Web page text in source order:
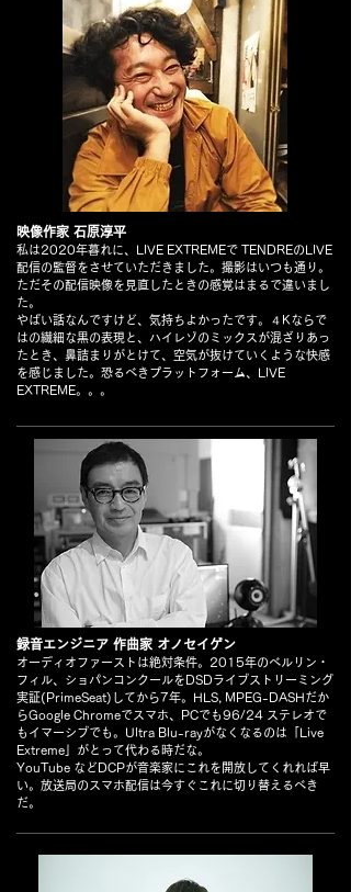
映像作家 石原淳平
私は2020年暮れに、LIVE EXTREMEで TENDREのLIVE
配信の監督をさせていただきました。撮影はいつも通り。
ただその配信映像を見直したときの感覚はまるで違いまし
た。
やばい話なんですけど、気持ちよかったです。４Kならで
はの繊細な黒の表現と、ハイレゾのミックスが混ざりあっ
たとき、鼻詰まりがとけて、空気が抜けていくような快感
を感じました。恐るべきプラットフォーム、LIVE
EXTREME。。。
録音エンジニア 作曲家 オノセイゲン
オーディオファーストは絶対条件。2015年のベルリン・
フィル、ショパンコンクールをDSDライブストリーミング
実証(PrimeSeat)してから7年。HLS, MPEG-DASHだか
らGoogle Chromeでスマホ、PCでも96/24 ステレオで
もイマーシブでも。Ultra Blu-rayがなくなるのは「Live
Extreme」がとって代わる時だな。
YouTube などDCPが音楽家にこれを開放してくれれば早
い。放送局のスマホ配信は今すぐこれに切り替えるべき
だ。